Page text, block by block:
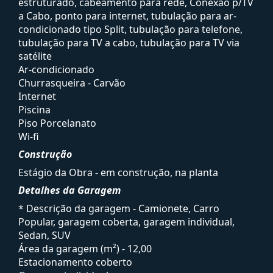
a Cabo, ponto para internet, tubulação para ar-
condicionado tipo Split, tubulação para telefone,
tubulação para TV a cabo, tubulação para TV via
satélite
Ar-condicionado
Churrasqueira - Carvão
Internet
Piscina
Piso Porcelanato
Wi-fi
Construção
Estágio da Obra - em construção, na planta
Detalhes da Garagem
* Descrição da garagem - Camionete, Carro
Popular, garagem coberta, garagem individual,
Sedan, SUV
Área da garagem (m²) - 12,00
Estacionamento coberto